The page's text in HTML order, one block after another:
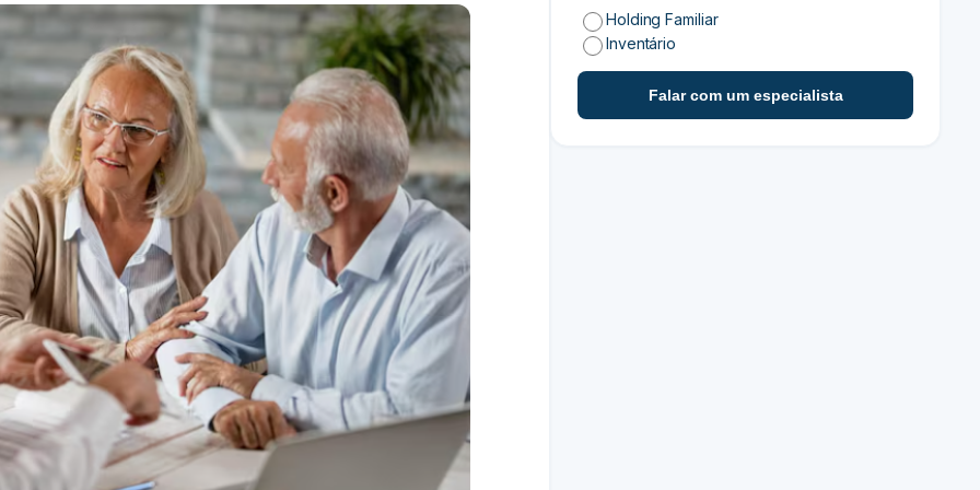
Holding Familiar
Inventário
Falar com um especialista